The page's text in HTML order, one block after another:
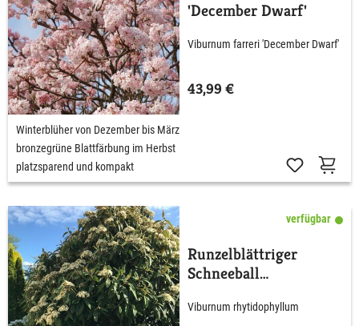
'December Dwarf'
Viburnum farreri 'December Dwarf'
43,99 €
Winterblüher von Dezember bis März
bronzegrüne Blattfärbung im Herbst
platzsparend und kompakt
verfügbar
Runzelblättriger
Schneeball
Viburnum rhytidophyllum